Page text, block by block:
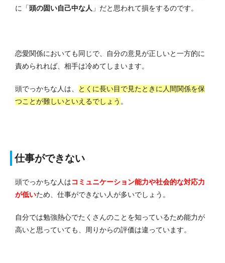
に「頭の固い自己中な人 」だと思われて損をするのです。
恋愛関係においても同じで、自分の意見が正しいと一方的に
責められれば、相手は冷めてしまいます。
頭でっかちな人は、
とくに長い目で見たときに人間関係を保
つことが難しいといえるでしょう 。
仕事ができない
頭でっかちな人はコミュニケーション能力や社会的な対応力
が低いため、仕事ができない人が多いでしょう。
自分では勉強熱心でたくさんのことを知っているため能力が
高いと思っていても、周りからの評価は違っています。